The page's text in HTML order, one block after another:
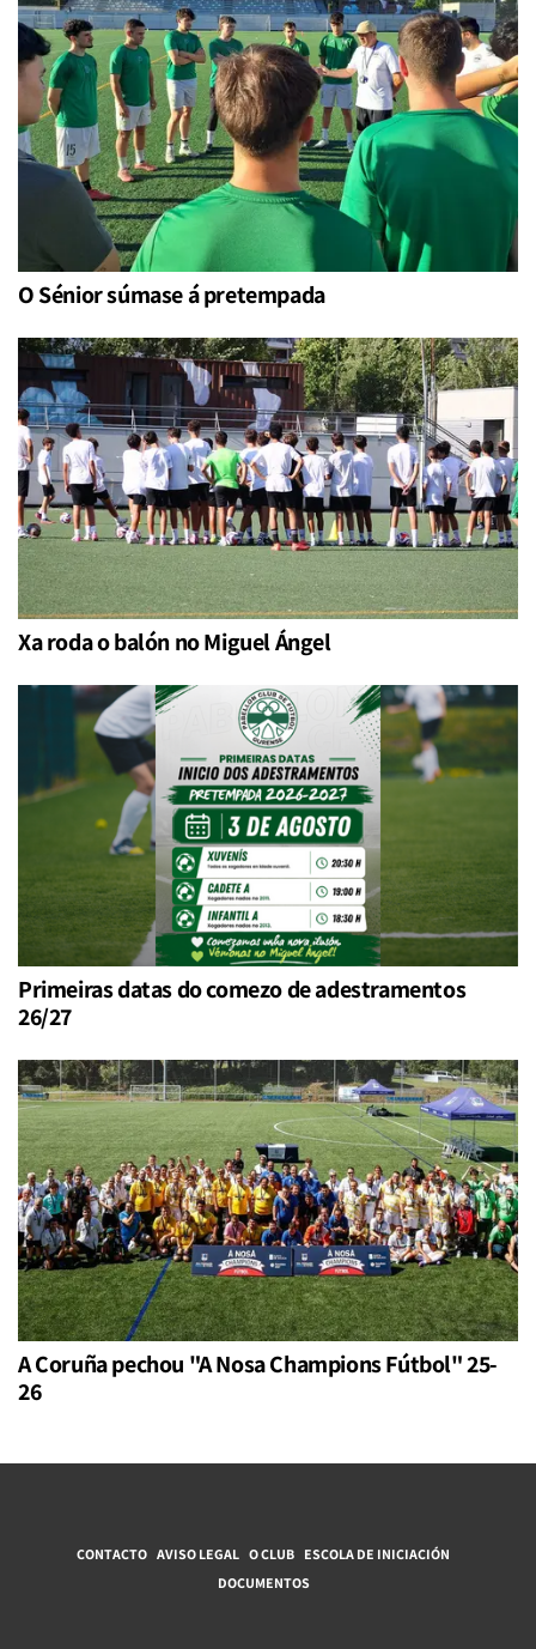
O Sénior súmase á pretempada
Xa roda o balón no Miguel Ángel
Primeiras datas do comezo de adestramentos
26/27
A Coruña pechou "A Nosa Champions Fútbol" 25-
26
CONTACTO AVISO LEGAL O CLUB ESCOLA DE INICIACIÓN
DOCUMENTOS